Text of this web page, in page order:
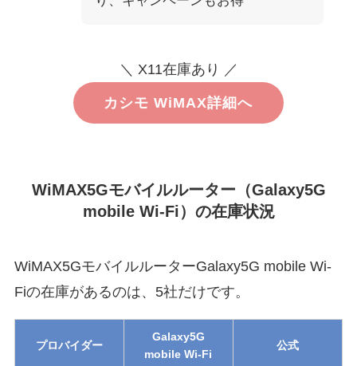
＼ X11在庫あり ／
カシモ WiMAX詳細へ
WiMAX5Gモバイルルーター（Galaxy5G
mobile Wi-Fi）の在庫状況
WiMAX5GモバイルルーターGalaxy5G mobile Wi-
Fiの在庫があるのは、5社だけです。
プロバイダー
Galaxy5G
mobile Wi-Fi
公式